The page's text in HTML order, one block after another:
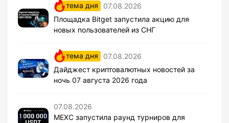
тема дня
07.08.2026
Площадка Bitget запустила акцию для
новых пользователей из СНГ
тема дня
07.08.2026
Дайджест криптовалютных новостей за
ночь 07 августа 2026 года
07.08.2026
MEXC запустила раунд турниров для